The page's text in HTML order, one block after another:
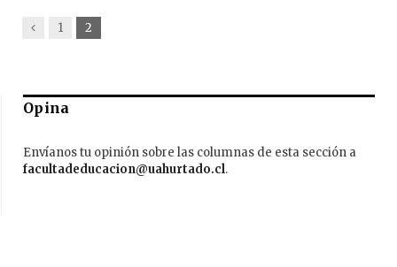
Previous
1 2
Opina
Envíanos tu opinión sobre las columnas de esta sección a
facultadeducacion@uahurtado.cl.